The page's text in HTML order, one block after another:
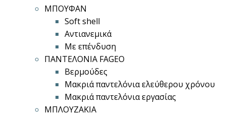
ΜΠΟΥΦΑΝ
Soft shell
Αντιανεμικά
Με επένδυση
ΠΑΝΤΕΛΟΝΙΑ FAGEO
Βερμούδες
Μακριά παντελόνια ελεύθερου χρόνου
Μακριά παντελόνια εργασίας
ΜΠΛΟΥΖΑΚΙΑ